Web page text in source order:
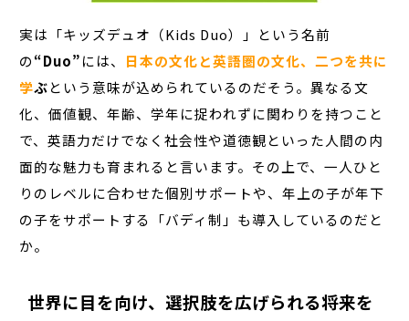
実は「キッズデュオ（Kids Duo）」という名前
の“Duo”には、 日本の文化と英語圏の文化、二つを共に
学ぶという意味が込められているのだそう。異なる文
化、価値観、年齢、学年に捉われずに関わりを持つこと
で、英語力だけでなく社会性や道徳観といった人間の内
面的な魅力も育まれると言います。その上で、一人ひと
りのレベルに合わせた個別サポートや、年上の子が年下
の子をサポートする「バディ制」も導入しているのだと
か。
世界に目を向け、選択肢を広げられる将来を